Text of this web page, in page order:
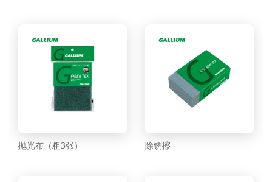
抛光布（粗3张） 除锈擦